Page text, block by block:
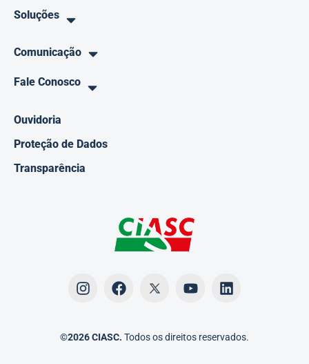
Soluções
Comunicação
Fale Conosco
Ouvidoria
Proteção de Dados
Transparência
©2026 CIASC. Todos os direitos reservados.